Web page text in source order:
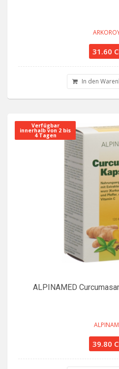
31.60
In den
Verfügbar
innerhalb von 2 bis
4 Tagen
ALPINAMED
39.80